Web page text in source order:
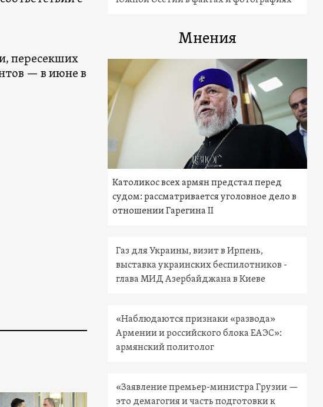
пересекших
— в июне в
Мнения
Католикос всех армян предстал перед
судом: рассматривается уголовное дело в
отношении Гарегина II
Газ для Украины, визит в Ирпень,
выставка украинских беспилотников -
глава МИД Азербайджана в Киеве
«Наблюдаются признаки «развода»
Армении и российского блока ЕАЭС»:
армянский политолог
«Заявление премьер-министра Грузии —
это демагогия и часть подготовки к